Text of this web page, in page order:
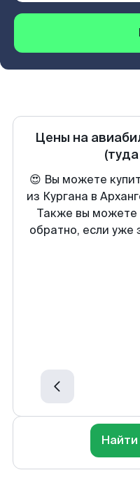
Цены на
😍 Вы можете
из Кургана в
Также вы можете
обратно, если уже